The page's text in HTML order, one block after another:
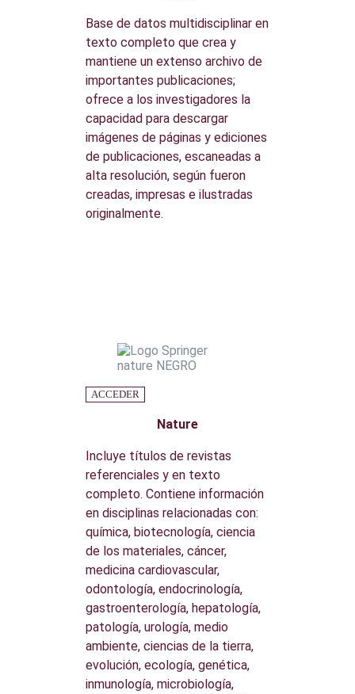
Base de datos multidisciplinar en
texto completo que crea y
mantiene un extenso archivo de
importantes publicaciones;
ofrece a los investigadores la
capacidad para descargar
imágenes de páginas y ediciones
de publicaciones, escaneadas a
alta resolución, según fueron
creadas, impresas e ilustradas
originalmente.
ACCEDER
Nature
Incluye títulos de revistas
referenciales y en texto
completo. Contiene información
en disciplinas relacionadas con:
química, biotecnología, ciencia
de los materiales, cáncer,
medicina cardiovascular,
odontología, endocrinología,
gastroenterología, hepatología,
patología, urología, medio
ambiente, ciencias de la tierra,
evolución, ecología, genética,
inmunología, microbiología,